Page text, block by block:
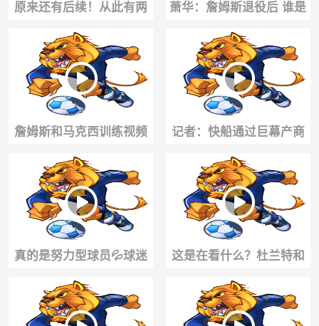
原来还有后续！从此有两
个人每天一睁眼就问开学
没~
萧华：詹姆斯退役后 谁是
联盟门面要靠他们自己争
取
詹姆斯和马克西训练视频
出炉！
记者：快船通过巨幕产商
向伦纳德输送钱💰有数百万
的代言合同！
真的是努力型球员💦球迷
偶遇魔仙哥麦凯恩刚冒雨
跑完步！
这是在看什么？杜兰特和
勇士老队友奎因·库克俩人
刷着手机